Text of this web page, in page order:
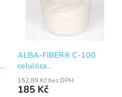
ALBA-FIBER® C-100
celulóza
mikrokrystalická · 100
µm · 1 kg
152,89 Kč bez DPH
185 Kč